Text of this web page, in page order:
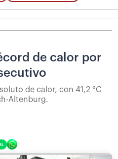
de calor por
de calor, con 41,2 °C
Altenburg.